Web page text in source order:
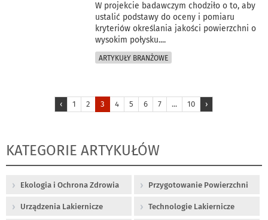
W projekcie badawczym chodziło o to, aby
ustalić podstawy do oceny i pomiaru
kryteriów określania jakości powierzchni o
wysokim połysku....
ARTYKUŁY BRANŻOWE
‹ 1 2 3 4 5 6 7 ... 10 ›
KATEGORIE ARTYKUŁÓW
Ekologia i Ochrona Zdrowia Przygotowanie Powierzchni
Urządzenia Lakiernicze Technologie Lakiernicze